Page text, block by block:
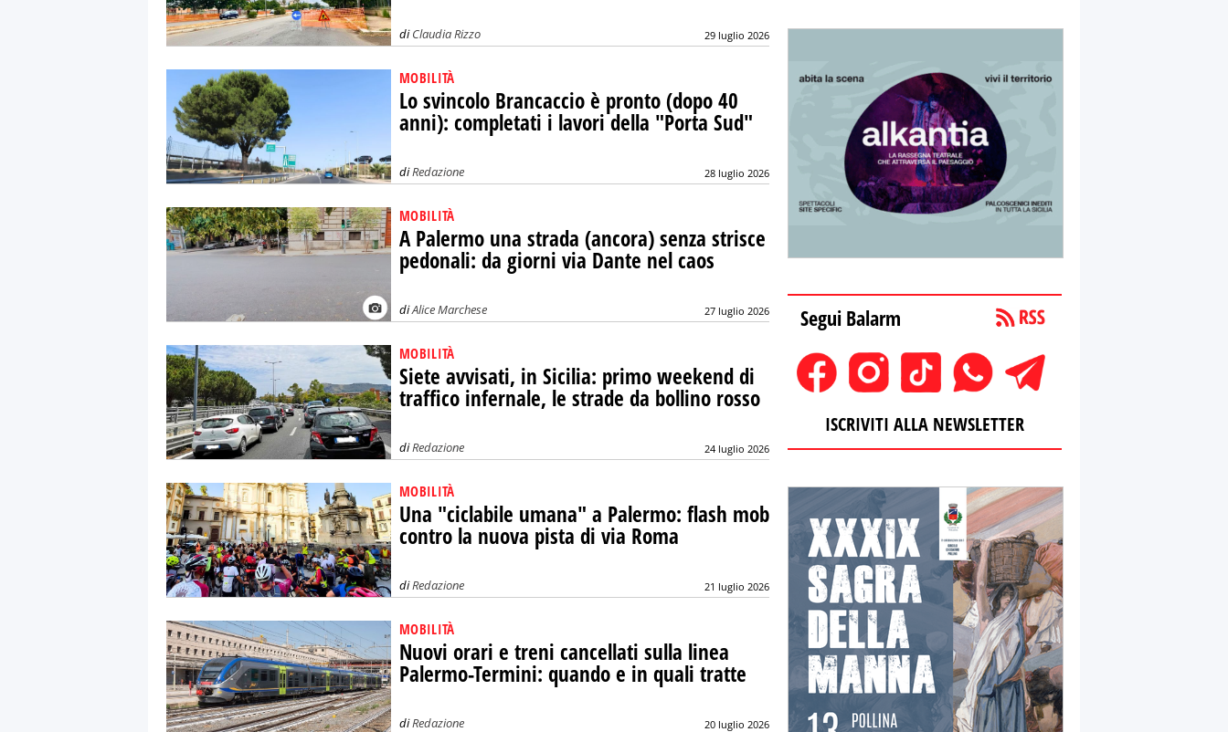
diClaudia Rizzo 29 luglio 2026
MOBILITÀ
Lo svincolo Brancaccio è pronto (dopo 40
anni): completati i lavori della "Porta Sud"
diRedazione 28 luglio 2026
MOBILITÀ
A Palermo una strada (ancora) senza strisce
pedonali: da giorni via Dante nel caos
diAlice Marchese 27 luglio 2026
MOBILITÀ
Siete avvisati, in Sicilia: primo weekend di
traffico infernale, le strade da bollino rosso
diRedazione 24 luglio 2026
MOBILITÀ
Una "ciclabile umana" a Palermo: flash mob
contro la nuova pista di via Roma
diRedazione 21 luglio 2026
MOBILITÀ
Nuovi orari e treni cancellati sulla linea
Palermo-Termini: quando e in quali tratte
diRedazione 20 luglio 2026
Segui Balarm
ISCRIVITI ALLA NEWSLETTER